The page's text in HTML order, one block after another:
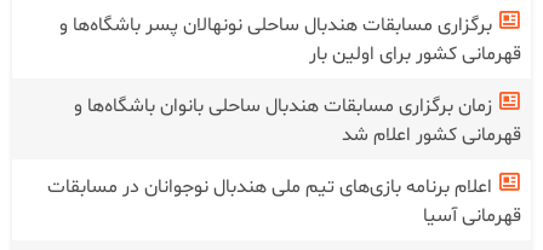
برگزاری مسابقات هندبال ساحلی نونهالان پسر باشگاه‌ها و
قهرمانی کشور برای اولین بار
زمان برگزاری مسابقات هندبال ساحلی بانوان باشگاه‌ها و
قهرمانی کشور اعلام شد
اعلام برنامه بازی‌های تیم ملی هندبال نوجوانان در مسابقات
قهرمانی آسیا